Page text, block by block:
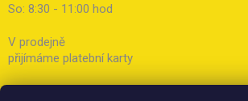
So: 8:30 - 11:00 hod
V prodejně
přijímáme platební karty